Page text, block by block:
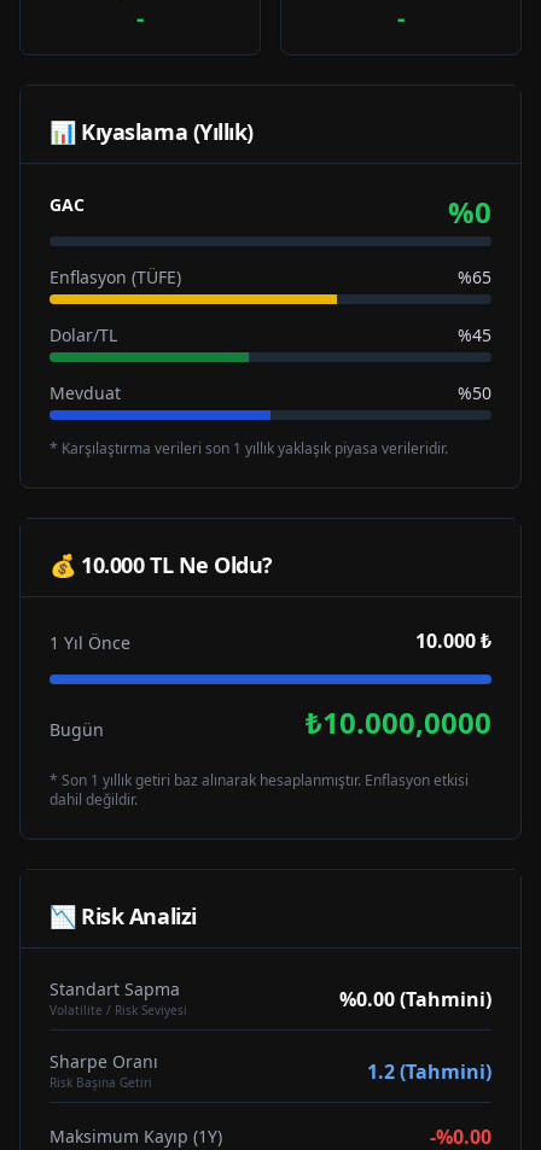
- -
📊 Kıyaslama (Yıllık)
GAC %0
Enflasyon (TÜFE) %65
Dolar/TL %45
Mevduat %50
* Karşılaştırma verileri son 1 yıllık yaklaşık piyasa verileridir.
💰 10.000 TL Ne Oldu?
1 Yıl Önce 10.000 ₺
Bugün ₺10.000,0000
* Son 1 yıllık getiri baz alınarak hesaplanmıştır. Enflasyon etkisi
dahil değildir.
📉 Risk Analizi
Standart Sapma
Volatilite / Risk Seviyesi %0.00 (Tahmini)
Sharpe Oranı
Risk Başına Getiri 1.2 (Tahmini)
Maksimum Kayıp (1Y) -%0.00